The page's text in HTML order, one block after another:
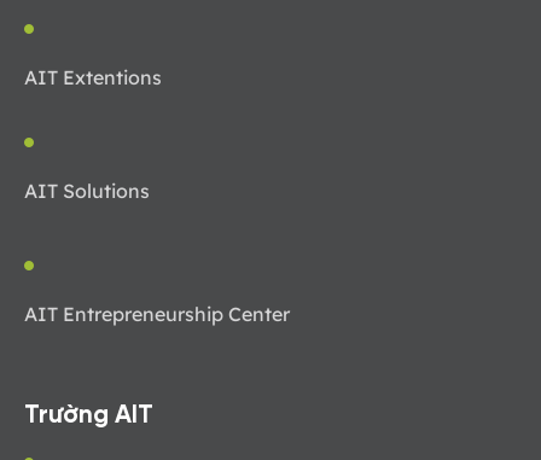
AIT Extentions
AIT Solutions
AIT Entrepreneurship Center
Trường AIT